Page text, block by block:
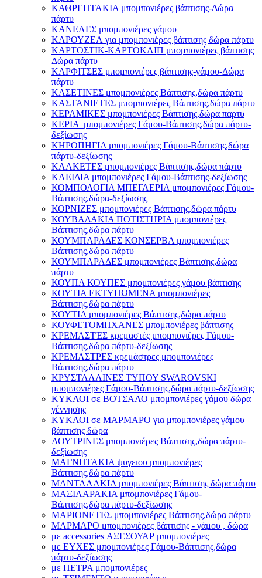
ΚΑΘΡΕΠΤΑΚΙΑ μπομπονιέρες βάπτισης-Δώρα
πάρτυ
ΚΑΝΕΛΕΣ μπομπονιέρες γάμου
ΚΑΡΟΥΖΕΛ για μπομπονιέρες βάπτισης δώρα πάρτυ
ΚΑΡΤΟΣΤΙΚ-ΚΑΡΤΟΚΛΙΠ μπομπονιέρες βάπτισης
Δώρα πάρτυ
ΚΑΡΦΙΤΣΕΣ μπομπονιέρες βάπτισης-γάμου-Δώρα
πάρτυ
ΚΑΣΕΤΙΝΕΣ μπομπονιέρες Βάπτισης,δώρα πάρτυ
ΚΑΣΤΑΝΙΕΤΕΣ μπομπονιέρες Βάπτισης,δώρα πάρτυ
ΚΕΡΑΜΙΚΕΣ μπομπονιέρες Βάπτισης,δώρα παρτυ
ΚΕΡΙΑ μπομπονιέρες Γάμου-Βάπτισης,δώρα πάρτυ-
δεξίωσης
ΚΗΡΟΠΗΓΙΑ μπομπονιέρες Γάμου-Βάπτισης,δώρα
πάρτυ-δεξίωσης
ΚΛΑΚΕΤΕΣ μπομπονιέρες Βάπτισης,δώρα πάρτυ
ΚΛΕΙΔΙΑ μπομπονιέρες Γάμου-Βάπτισης-δεξίωσης
ΚΟΜΠΟΛΟΓΙΑ ΜΠΕΓΛΕΡΙΑ μπομπονιέρες Γάμου-
Βάπτισης,δώρα-δεξίωσης
ΚΟΡΝΙΖΕΣ μπομπονιέρες Βάπτισης,δώρα πάρτυ
ΚΟΥΒΑΔΑΚΙΑ ΠΟΤΙΣΤΗΡΙΑ μπομπονιέρες
Βάπτισης,δώρα πάρτυ
ΚΟΥΜΠΑΡΑΔΕΣ ΚΟΝΣΕΡΒΑ μπομπονιέρες
Βάπτισης,δώρα πάρτυ
ΚΟΥΜΠΑΡΑΔΕΣ μπομπονιέρες Βάπτισης,δώρα
πάρτυ
ΚΟΥΠΑ ΚΟΥΠΕΣ μπομπονιέρες γάμου βάπτισης
ΚΟΥΤΙΑ ΕΚΤΥΠΩΜΕΝΑ μπομπονιέρες
Βάπτισης,δώρα πάρτυ
ΚΟΥΤΙΑ μπομπονιέρες Βάπτισης,δώρα πάρτυ
ΚΟΥΦΕΤΟΜΗΧΑΝΕΣ μπομπονιέρες βάπτισης
ΚΡΕΜΑΣΤΈΣ κρεμαστές μπομπονιέρες Γάμου-
Βάπτισης,δώρα πάρτυ-δεξίωσης
ΚΡΕΜΑΣΤΡΕΣ κρεμάστρες μπομπονιέρες
Βάπτισης,δώρα πάρτυ
ΚΡΥΣΤΑΛΛΙΝΕΣ ΤΥΠΟΥ SWAROVSKI
μπομπονιέρες Γάμου-Βάπτισης,δώρα πάρτυ-δεξίωσης
ΚΥΚΛΟΙ σε ΒΟΤΣΑΛΟ μπομπονιέρες γάμου δώρα
γέννησης
ΚΥΚΛΟΙ σε ΜΑΡΜΑΡΟ για μπομπονιέρες γάμου
βάπτισης δώρα
ΛΟΥΤΡΙΝΕΣ μπομπονιέρες Βάπτισης,δώρα πάρτυ-
δεξίωσης
ΜΑΓΝΗΤΑΚΙΑ ψυγειου μπομπονιέρες
Βάπτισης,δώρα πάρτυ
ΜΑΝΤΑΛΑΚΙΑ μπομπονιέρες Βάπτισης δώρα πάρτυ
ΜΑΞΙΛΑΡΑΚΙΑ μπομπονιέρες Γάμου-
Βάπτισης,δώρα πάρτυ-δεξίωσης
ΜΑΡΙΟΝΕΤΕΣ μπομπονιέρες Βάπτισης,δώρα πάρτυ
ΜΑΡΜΑΡΟ μπομπονιέρες βάπτισης - γάμου , δώρα
με accessories ΑΞΕΣΟΥΑΡ μπομπονιέρες
με ΕΥΧΕΣ μπομπονιέρες Γάμου-Βάπτισης,δώρα
πάρτυ-δεξίωσης
με ΠΕΤΡΑ μπομπονιέρες